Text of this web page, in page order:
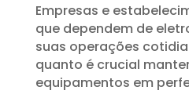
Empresas e
que dependem de
suas operações
quanto é crucial
equipamentos em